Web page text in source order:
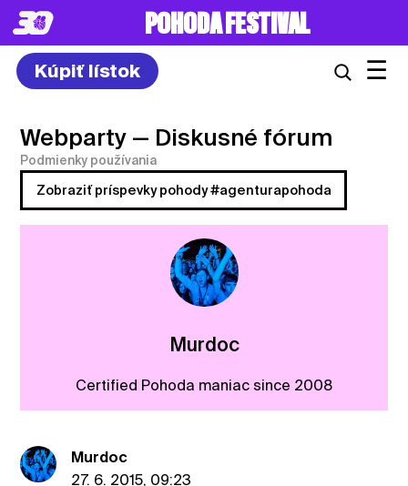
POHODA FESTIVAL
Kúpiť lístok ☰
Webparty — Diskusné fórum
Podmienky používania
Zobraziť príspevky pohody #agenturapohoda
Murdoc
Certified Pohoda maniac since 2008
Murdoc
27. 6. 2015, 09:23